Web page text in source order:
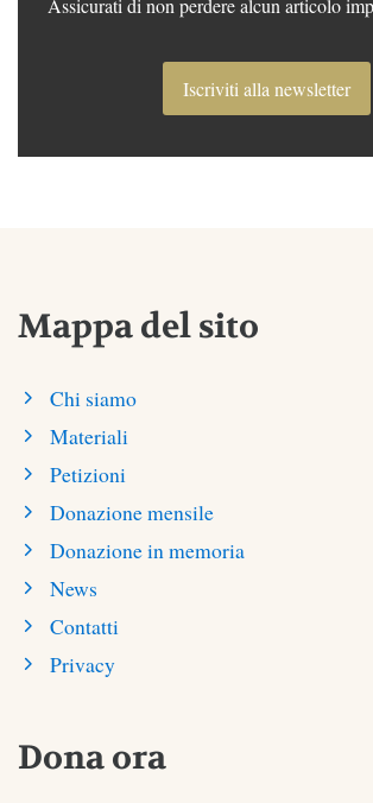
Assicurati di non perdere alcun articolo
Iscriviti alla newsletter
Mappa del sito
Chi siamo
Materiali
Petizioni
Donazione mensile
Donazione in memoria
News
Contatti
Privacy
Dona ora